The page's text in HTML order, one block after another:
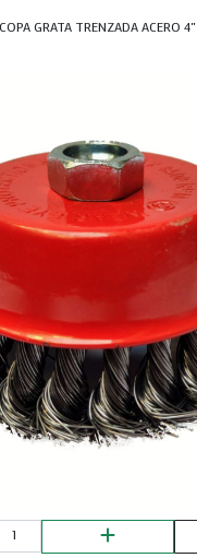
COPA GRATA TRENZADA ACERO 4"